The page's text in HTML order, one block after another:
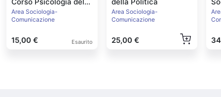
Ciclo di Vita
Area Sociologia-
Comunicazione
15,00 € Esaurito
Area Sociologia-
Comunicazione
25,00 €